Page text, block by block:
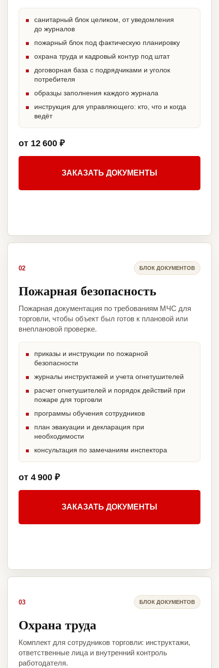
санитарный блок целиком, от уведомления
до журналов
пожарный блок под фактическую планировку
охрана труда и кадровый контур под штат
договорная база с подрядчиками и уголок
потребителя
образцы заполнения каждого журнала
инструкция для управляющего: кто, что и когда
ведёт
от 12 600 ₽
ЗАКАЗАТЬ ДОКУМЕНТЫ
02 БЛОК ДОКУМЕНТОВ
Пожарная безопасность
Пожарная документация по требованиям МЧС для
торговли, чтобы объект был готов к плановой или
внеплановой проверке.
приказы и инструкции по пожарной
безопасности
журналы инструктажей и учета огнетушителей
расчет огнетушителей и порядок действий при
пожаре для торговли
программы обучения сотрудников
план эвакуации и декларация при
необходимости
консультация по замечаниям инспектора
от 4 900 ₽
ЗАКАЗАТЬ ДОКУМЕНТЫ
03 БЛОК ДОКУМЕНТОВ
Охрана труда
Комплект для сотрудников торговли: инструктажи,
ответственные лица и внутренний контроль
работодателя.